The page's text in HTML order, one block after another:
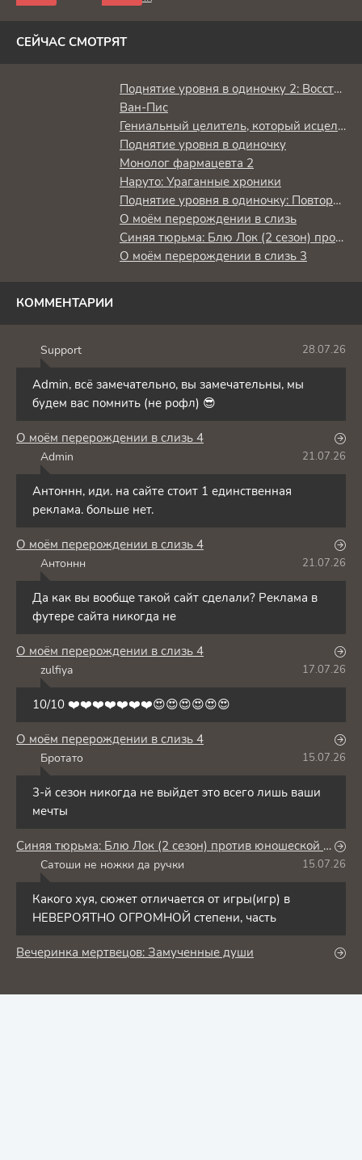
СЕЙЧАС СМОТРЯТ
Поднятие уровня в одиночку 2: Восстаньте из тени
Ван-Пис
Гениальный целитель, который исцелял в одно мгновение, но был изгнан как бесполезный, теперь наслаждается жизнью в качестве тёмного целителя
Поднятие уровня в одиночку
Монолог фармацевта 2
Наруто: Ураганные хроники
Поднятие уровня в одиночку: Повторное пробуждение
О моём перерождении в слизь
Синяя тюрьма: Блю Лок (2 сезон) против юношеской сборной Японии
О моём перерождении в слизь 3
КОММЕНТАРИИ
Support 28.07.26
Admin, всё замечательно, вы замечательны, мы
будем вас помнить (не рофл) 😎
О моём перерождении в слизь 4
Admin 21.07.26
Антоннн, иди. на сайте стоит 1 единственная
реклама. больше нет.
О моём перерождении в слизь 4
Антоннн 21.07.26
Да как вы вообще такой сайт сделали? Реклама в
футере сайта никогда не
О моём перерождении в слизь 4
zulfiya 17.07.26
10/10 ❤️❤️❤️❤️❤️❤️❤️😍😍😍😍😍😍
О моём перерождении в слизь 4
Бротато 15.07.26
3-й сезон никогда не выйдет это всего лишь ваши
мечты
Синяя тюрьма: Блю Лок (2 сезон) против юношеской сборной Японии
Сатоши не ножки да ручки 15.07.26
Какого хуя, сюжет отличается от игры(игр) в
НЕВЕРОЯТНО ОГРОМНОЙ степени, часть
Вечеринка мертвецов: Замученные души